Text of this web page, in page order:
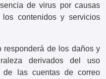
de virus por causas
contenidos y servicios
responderá de los daños y
derivados del uso
de las cuentas de correo